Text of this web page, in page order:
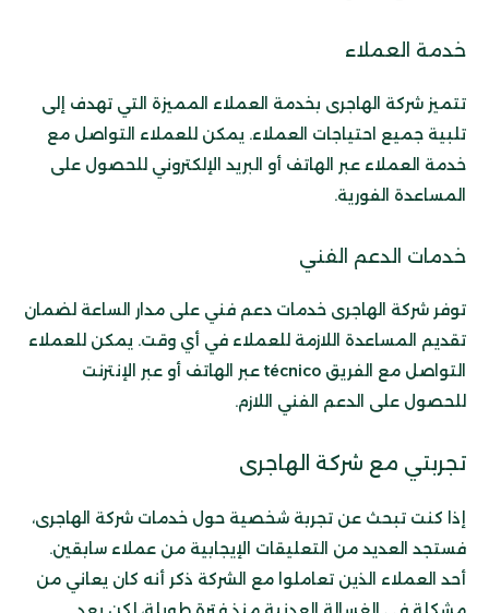
خدمة العملاء
تتميز شركة الهاجرى بخدمة العملاء المميزة التي تهدف إلى
تلبية جميع احتياجات العملاء. يمكن للعملاء التواصل مع
خدمة العملاء عبر الهاتف أو البريد الإلكتروني للحصول على
المساعدة الفورية.
خدمات الدعم الفني
توفر شركة الهاجرى خدمات دعم فني على مدار الساعة لضمان
تقديم المساعدة اللازمة للعملاء في أي وقت. يمكن للعملاء
التواصل مع الفريق técnico عبر الهاتف أو عبر الإنترنت
للحصول على الدعم الفني اللازم.
تجربتي مع شركة الهاجرى
إذا كنت تبحث عن تجربة شخصية حول خدمات شركة الهاجرى،
فستجد العديد من التعليقات الإيجابية من عملاء سابقين.
أحد العملاء الذين تعاملوا مع الشركة ذكر أنه كان يعاني من